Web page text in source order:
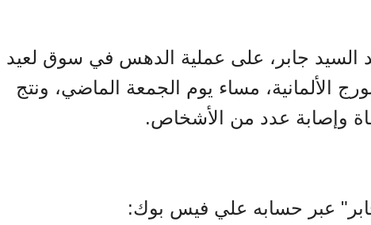
السيد جابر، على عملية الدهس في سوق لعيد
الألمانية، مساء يوم الجمعة الماضي، ونتج
وإصابة عدد من الأشخاص.
عبر حسابه علي فيس بوك: